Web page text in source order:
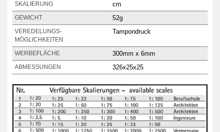
SKALIERUNG cm
GEWICHT 52g
VEREDELUNGS­
MÖGLICHKEITEN
Tampondruck
WERBEFLÄCHE 300mm x 6mm
ABMESSUNGEN 326x25x25